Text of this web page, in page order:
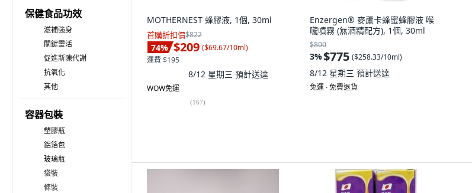
保健食品功效
滋補強身
關鍵靈活
促進新陳代謝
抗氧化
其他
容器包裝
塑膠瓶
鋁箔包
玻璃瓶
袋裝
條裝
MOTHERNEST 蜂膠液, 1個, 30ml
首購折扣價$822
74% $209 ($69.67/10ml)
運費 $195
8/12 星期三 預計送達
WOW免運
(167)
Enzergen® 麥蘆卡蜂蜜蜂膠液 喉
嚨噴霧 (無酒精配方), 1個, 30ml
$800
3%$775 ($258.33/10ml)
8/12 星期三 預計送達
免運 ∙ 免費退貨